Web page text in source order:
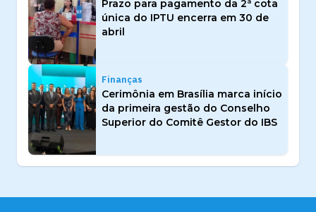
Prazo para pagamento da 2ª cota
única do IPTU encerra em 30 de
abril
Finanças
Cerimônia em Brasília marca início
da primeira gestão do Conselho
Superior do Comitê Gestor do IBS